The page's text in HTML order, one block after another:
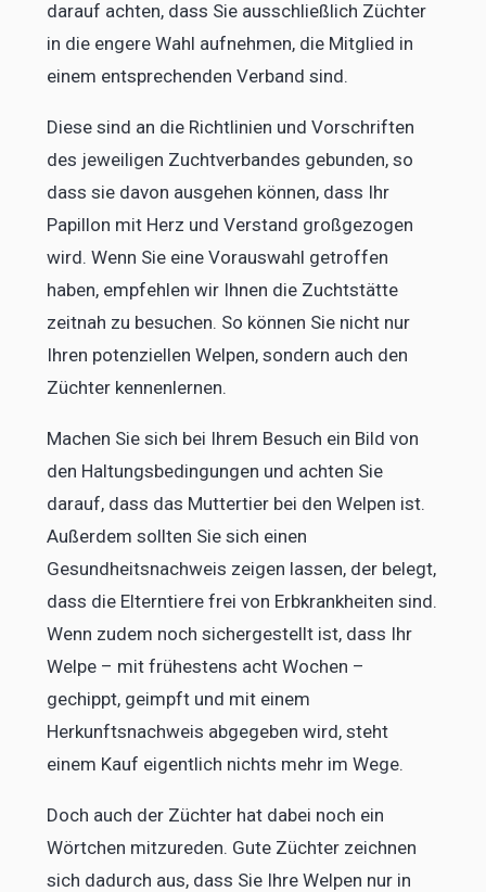
darauf achten, dass Sie ausschließlich Züchter
in die engere Wahl aufnehmen, die Mitglied in
einem entsprechenden Verband sind.
Diese sind an die Richtlinien und Vorschriften
des jeweiligen Zuchtverbandes gebunden, so
dass sie davon ausgehen können, dass Ihr
Papillon mit Herz und Verstand großgezogen
wird. Wenn Sie eine Vorauswahl getroffen
haben, empfehlen wir Ihnen die Zuchtstätte
zeitnah zu besuchen. So können Sie nicht nur
Ihren potenziellen Welpen, sondern auch den
Züchter kennenlernen.
Machen Sie sich bei Ihrem Besuch ein Bild von
den Haltungsbedingungen und achten Sie
darauf, dass das Muttertier bei den Welpen ist.
Außerdem sollten Sie sich einen
Gesundheitsnachweis zeigen lassen, der belegt,
dass die Elterntiere frei von Erbkrankheiten sind.
Wenn zudem noch sichergestellt ist, dass Ihr
Welpe – mit frühestens acht Wochen –
gechippt, geimpft und mit einem
Herkunftsnachweis abgegeben wird, steht
einem Kauf eigentlich nichts mehr im Wege.
Doch auch der Züchter hat dabei noch ein
Wörtchen mitzureden. Gute Züchter zeichnen
sich dadurch aus, dass Sie Ihre Welpen nur in